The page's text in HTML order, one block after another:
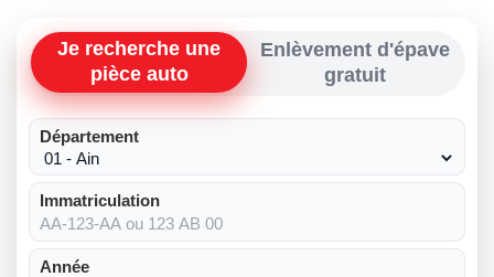
Je recherche une
pièce auto
Enlèvement d'épave
gratuit
Département
Immatriculation
Année